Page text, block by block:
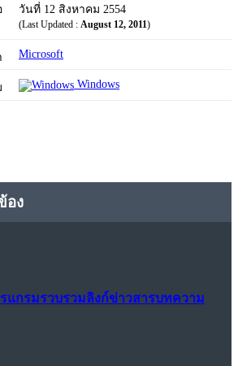
วันที่ 12 สิงหาคม 2554
(Last Updated : August 12, 2011)
Microsoft
Windows
อง
รแกรมรวบรวมลิงก์ข่าวสารบทความ